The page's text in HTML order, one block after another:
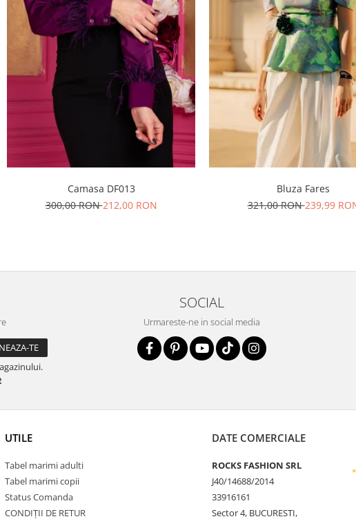
Camasa DF013
300,00 RON212,00 RON
Bluza Fares
321,00 RON239,99
SOCIAL
Urmareste-ne in social media
UTILE
Tabel marimi adulti
Tabel marimi copii
Status Comanda
CONDIȚII DE RETUR
DATE COMERCIALE
ROCKS FASHION SRL
J40/14688/2014
33916161
Sector 4, BUCURESTI,